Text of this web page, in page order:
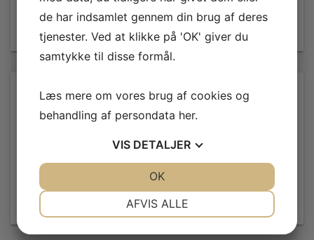
SØG
FILTRER EFTER PRIS
FILTER
Pris:—
de har indsamlet gennem din brug af deres
tjenester. Ved at klikke på 'OK' giver du
samtykke til disse formål.
Læs mere om vores brug af cookies og
behandling af persondata her.
VIS DETALJER
AFVIS ALLE
OK